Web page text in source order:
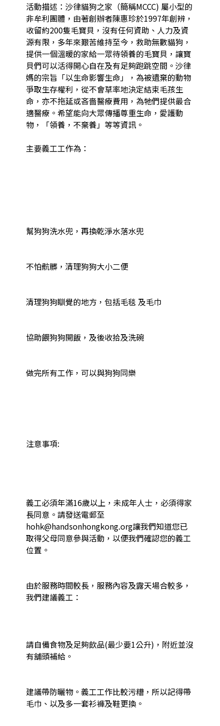
活動描述：沙律貓狗之家（簡稱MCCC) 屬小型的
非牟利團體，由著創辦者陳惠珍於1997年創辨，
收留約200隻毛寶貝，沒有任何資助、人力及資
源有限，多年來艱苦維持至今，救助無數貓狗，
提供一個溫暖的家給一眾待領養的毛寶貝，讓寶
貝們可以活得開心自在及有足夠跑跳空間。沙律
媽的宗旨「以生命影響生命」，為被遺棄的動物
爭取生存權利，從不會草率地決定結束毛孩生
命，亦不拖延或吝嗇醫療費用，為牠們提供最合
適醫療。希望能向大眾傳播尊重生命，愛護動
物，「領養，不棄養」等等資訊。
主要義工工作為：
幫狗狗洗水兜，再換乾淨水落水兜
不怕骯髒，清理狗狗大小二便
清理狗狗瞓覺的地方，包括毛毯 及毛巾
協助餵狗狗開飯，及後收拾及洗碗
做完所有工作，可以與狗狗同樂
注意事項:
義工必須年滿16歲以上，未成年人士，必須得家
長同意。請發送電郵至
hohk@handsonhongkong.org讓我們知道您已
取得父母同意參與活動，以便我們確認您的義工
位置。
由於服務時間較長，服務內容及露天場合較多，
我們建議義工：
請自備食物及足夠飲品(最少要1公升)，附近並沒
有舖頭補給。
建議帶防曬物。義工工作比較污糟，所以記得帶
毛巾、以及多一套衫褲及鞋更換。